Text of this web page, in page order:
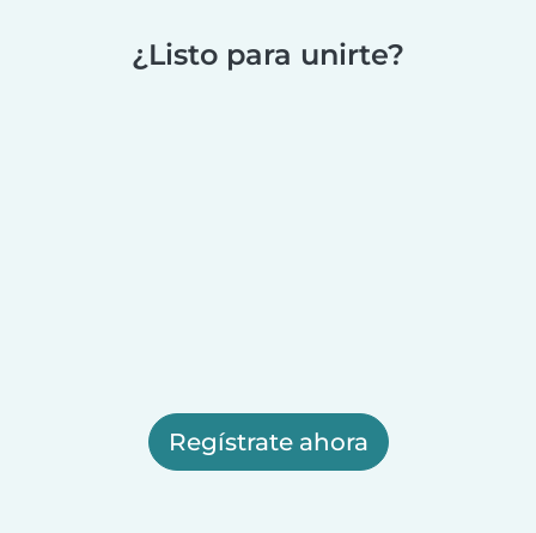
¿Listo para unirte?
Regístrate ahora